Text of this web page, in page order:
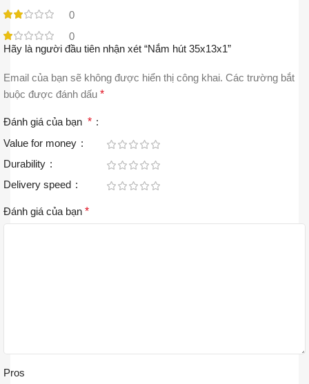
0
0
Hãy là người đầu tiên nhận xét “Nắm hút 35x13x1”
Email của bạn sẽ không được hiển thị công khai. Các trường bắt
buộc được đánh dấu *
Đánh giá của bạn *
Value for money
Durability
Delivery speed
Đánh giá của bạn *
Pros